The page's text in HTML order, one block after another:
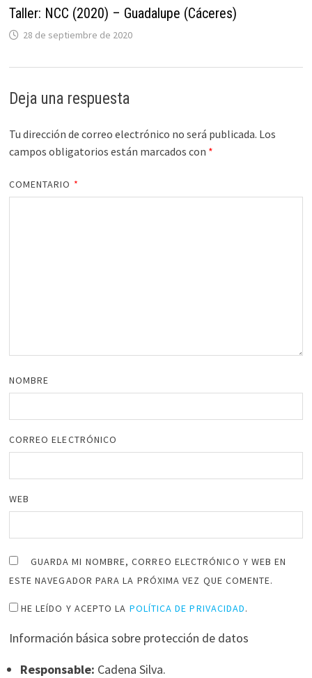
Taller: NCC (2020) – Guadalupe (Cáceres)
28 de septiembre de 2020
Deja una respuesta
Tu dirección de correo electrónico no será publicada. Los
campos obligatorios están marcados con *
COMENTARIO *
NOMBRE
CORREO ELECTRÓNICO
WEB
GUARDA MI NOMBRE, CORREO ELECTRÓNICO Y WEB EN
ESTE NAVEGADOR PARA LA PRÓXIMA VEZ QUE COMENTE.
HE LEÍDO Y ACEPTO LA POLÍTICA DE PRIVACIDAD.
Información básica sobre protección de datos
Responsable: Cadena Silva.